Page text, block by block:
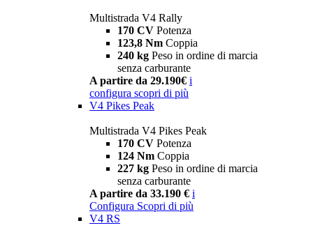
Multistrada V4 Rally
170 CV Potenza
123,8 Nm Coppia
240 kg Peso in ordine di marcia
senza carburante
A partire da 29.190€ i
configura scopri di più
V4 Pikes Peak
Multistrada V4 Pikes Peak
170 CV Potenza
124 Nm Coppia
227 kg Peso in ordine di marcia
senza carburante
A partire da 33.190 € i
Configura Scopri di più
V4 RS